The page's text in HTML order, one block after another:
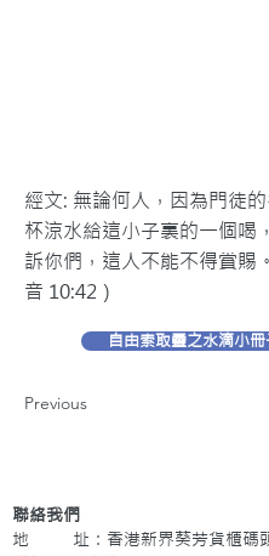
經文: 無論何人，因為門徒
杯涼水給這小子裏的一個喝
訴你們，這人不能不得賞賜
音 10:42）
自由索取靈之水滴小冊
Previous
聯絡我們
地 址：香港新界葵芳貨櫃碼